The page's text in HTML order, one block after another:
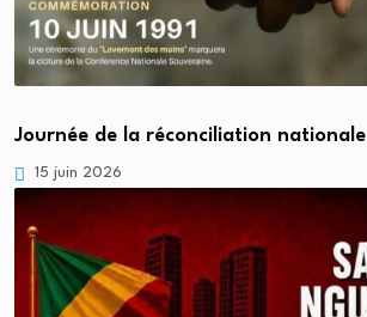
Journée de la réconciliation nationale
15 juin 2026